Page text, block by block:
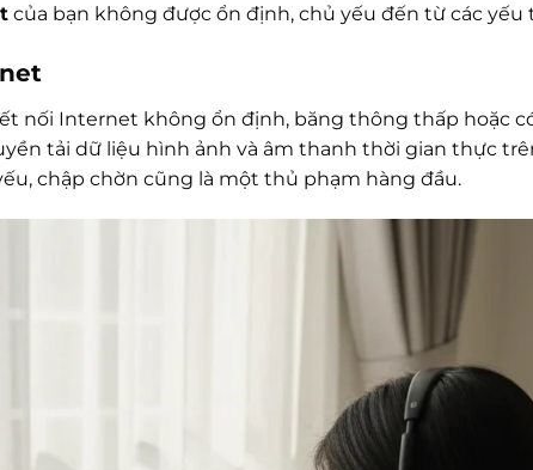
của bạn không được ổn định, chủ yếu đến từ các yếu
nối Internet không ổn định, băng thông thấp hoặc
tải dữ liệu hình ảnh và âm thanh thời gian thực
chập chờn cũng là một thủ phạm hàng đầu.